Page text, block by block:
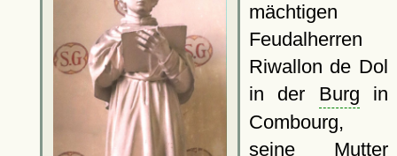
mächtigen
Feudalherren
Riwallon de Dol
in der Burg in
Combourg,
seine Mutter